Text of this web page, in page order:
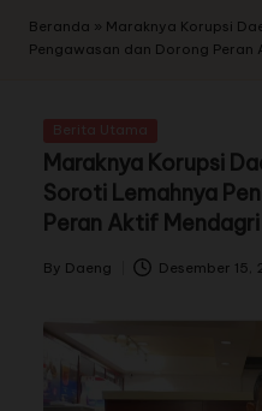
Beranda » Maraknya Korupsi
Pengawasan dan Dorong Peran
Maraknya Korupsi
Soroti Lemahnya
Peran Aktif Mendagri
By Daeng Desember 15,